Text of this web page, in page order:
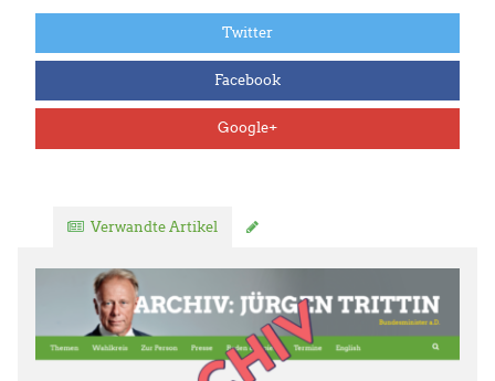
Twitter
Facebook
Google+
Verwandte Artikel